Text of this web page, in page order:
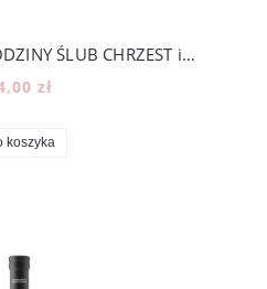
Etykieta na wino URODZINY ŚLUB CHRZEST imieniny rocznica [11]
zł
koszyka